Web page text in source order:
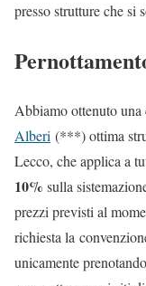
presso strutture che si
Abbiamo ottenuto una
Alberi (***) ottima
Lecco, che applica a
10% sulla
prezzi previsti al
richiesta la
unicamente